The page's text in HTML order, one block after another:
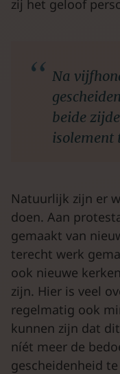
zij het geloof
Na
beide
isolement
Natuurlijk zijn er
doen. Aan
gemaakt van
terecht werk
ook nieuwe
zijn. Hier is veel
regelmatig ook
kunnen zijn dat
níét meer de
gescheidenheid